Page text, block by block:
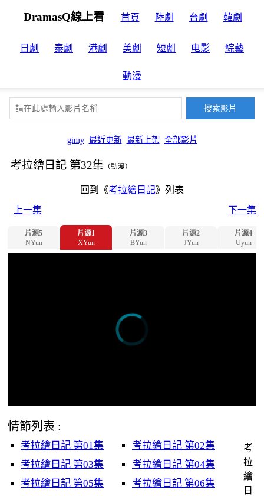
DramasQ線上看 首頁 陸劇 台劇 韓劇
日劇 泰劇 港劇 美劇 短劇 电影 綜藝
動漫
gimy 最近更新 最新上架 全部影片
考拉繪日記 第32集 （動漫）
回到《考拉繪日記》列表
上一集
下一集
片源5
NYun
片源1
XYun
片源3
BYun
片源2
JYun
片源4
Uyun
情節列表 :
考拉繪日記 第01集
考拉繪日記 第02集
考拉繪日記 第03集
考拉繪日記 第04集
考拉繪日記 第05集
考拉繪日記 第06集
考
拉
繪
日